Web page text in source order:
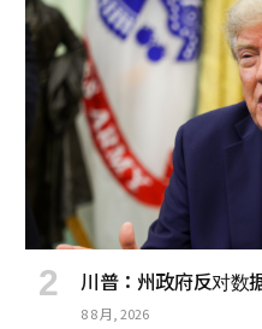
川普：州政府反对数
8 8 月, 2026